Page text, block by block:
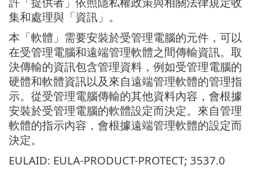
集和處理與「資訊」。
本「軟體」需要安裝於受管理電腦的元件，可以
在受管理電腦和遠端管理軟體之間傳輸資訊。取
決傳輸的資訊包含管理資料，例如受管理電腦的
硬體和軟體資訊以及來自遠端管理軟體的管理指
示。從受管理電腦傳輸的其他資料內容，會根據
安裝於受管理電腦的軟體設定而決定。來自管理
軟體的指示內容，會根據遠端管理軟體的設定而
決定。
EULAID: EULA-PRODUCT-PROTECT; 3537.0